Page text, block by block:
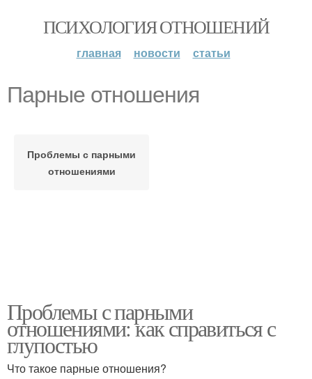
ПСИХОЛОГИЯ ОТНОШЕНИЙ
главная новости статьи
Парные отношения
Проблемы с парными
отношениями
Проблемы с парными
отношениями: как справиться с
глупостью
Что такое парные отношения?